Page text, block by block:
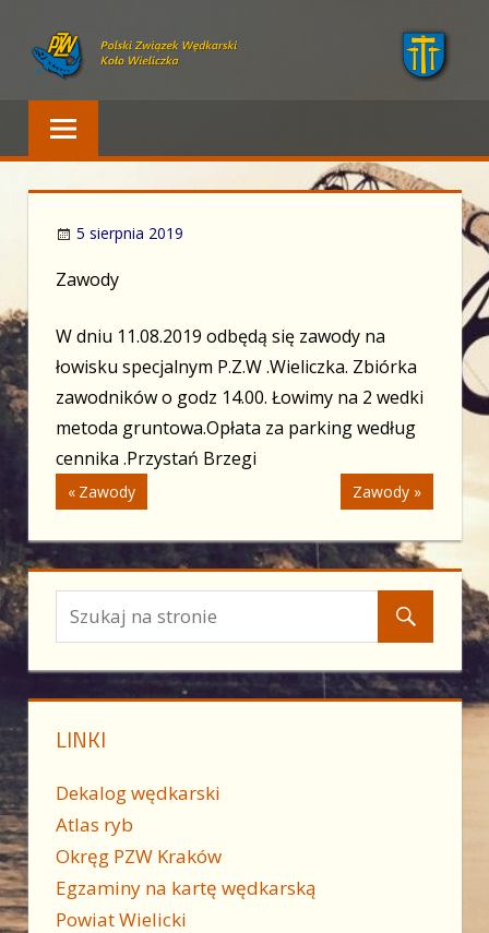
content
Polski Związek Wędkarski – Wieliczka
5 sierpnia 2019
Zawody
W dniu 11.08.2019 odbędą się zawody na
łowisku specjalnym P.Z.W .Wieliczka. Zbiórka
zawodników o godz 14.00. Łowimy na 2 wedki
metoda gruntowa.Opłata za parking według
cennika .Przystań Brzegi
Nawigacja
wpisu
Previous
Post:
Zawody
Next
Post:
Zawody
LINKI
Dekalog wędkarski
Atlas ryb
Okręg PZW Kraków
Egzaminy na kartę wędkarską
Powiat Wielicki